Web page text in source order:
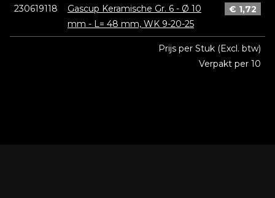
230619118
Gascup Keramische Gr. 6 - Ø 10
mm - L= 48 mm, WK 9-20-25
€ 1,72
Prijs per Stuk (Excl. btw)
Verpakt per 10